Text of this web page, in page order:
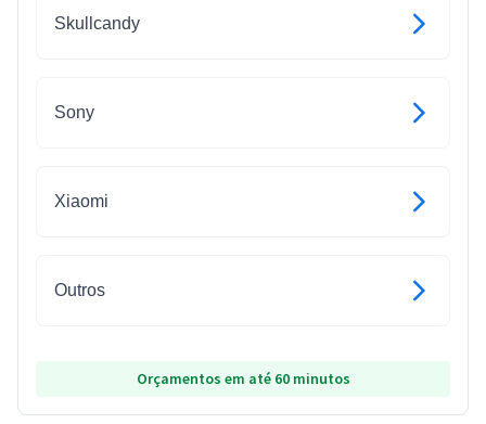
Skullcandy
Sony
Xiaomi
Outros
Orçamentos em até 60 minutos